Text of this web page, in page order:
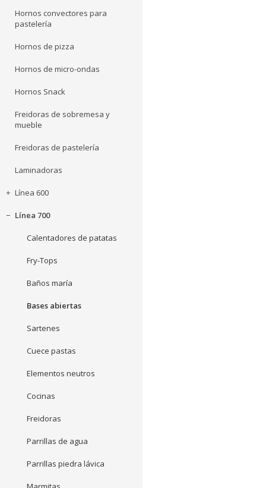
Hornos convectores para
pastelería
Hornos de pizza
Hornos de micro-ondas
Hornos Snack
Freidoras de sobremesa y
mueble
Freidoras de pastelería
Laminadoras
Línea 600
Línea 700
Calentadores de patatas
Fry-Tops
Baños maría
Bases abiertas
Sartenes
Cuece pastas
Elementos neutros
Cocinas
Freidoras
Parrillas de agua
Parrillas piedra lávica